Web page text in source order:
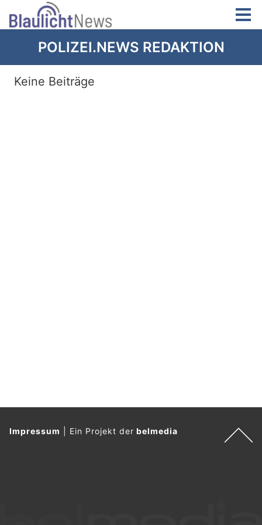
POLIZEI.NEWS REDAKTION
Keine Beiträge
Impressum Ein Projekt derbelmedia